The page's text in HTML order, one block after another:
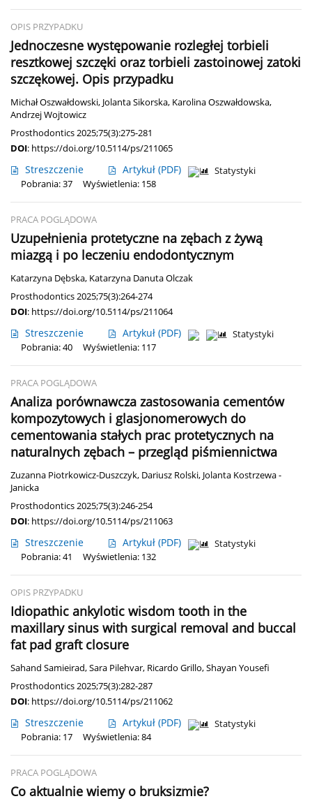
OPIS PRZYPADKU
Jednoczesne występowanie rozległej torbieli
resztkowej szczęki oraz torbieli zastoinowej zatoki
szczękowej. Opis przypadku
Michał Oszwałdowski, Jolanta Sikorska, Karolina Oszwałdowska,
Andrzej Wojtowicz
Prosthodontics 2025;75(3):275-281
DOI: https://doi.org/10.5114/ps/211065
Streszczenie Artykuł (PDF)
Statystyki
Pobrania: 37
Wyświetlenia: 158
PRACA POGLĄDOWA
Uzupełnienia protetyczne na zębach z żywą
miazgą i po leczeniu endodontycznym
Katarzyna Dębska, Katarzyna Danuta Olczak
Prosthodontics 2025;75(3):264-274
DOI: https://doi.org/10.5114/ps/211064
Streszczenie Artykuł (PDF)
Statystyki
Pobrania: 40
Wyświetlenia: 117
PRACA POGLĄDOWA
Analiza porównawcza zastosowania cementów
kompozytowych i glasjonomerowych do
cementowania stałych prac protetycznych na
naturalnych zębach – przegląd piśmiennictwa
Zuzanna Piotrkowicz-Duszczyk, Dariusz Rolski, Jolanta Kostrzewa -
Janicka
Prosthodontics 2025;75(3):246-254
DOI: https://doi.org/10.5114/ps/211063
Streszczenie Artykuł (PDF)
Statystyki
Pobrania: 41
Wyświetlenia: 132
OPIS PRZYPADKU
Idiopathic ankylotic wisdom tooth in the
maxillary sinus with surgical removal and buccal
fat pad graft closure
Sahand Samieirad,Sara Pilehvar, Ricardo Grillo,Shayan Yousefi
Prosthodontics 2025;75(3):282-287
DOI: https://doi.org/10.5114/ps/211062
Streszczenie Artykuł (PDF)
Statystyki
Pobrania: 17
Wyświetlenia: 84
PRACA POGLĄDOWA
Co aktualnie wiemy o bruksizmie?